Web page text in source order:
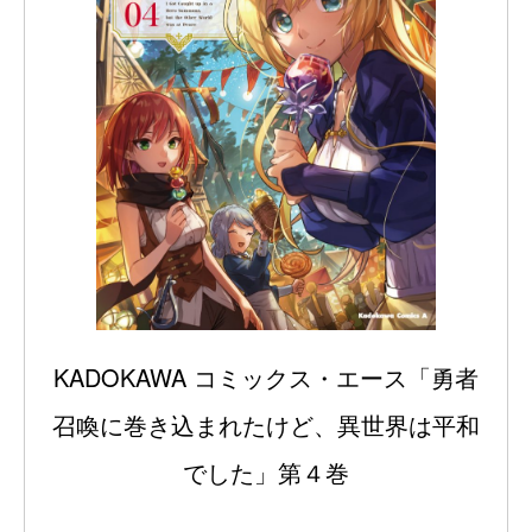
KADOKAWA コミックス・エース「勇者
召喚に巻き込まれたけど、異世界は平和
でした」第４巻